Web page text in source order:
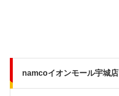
namcoイオンモール宇城店